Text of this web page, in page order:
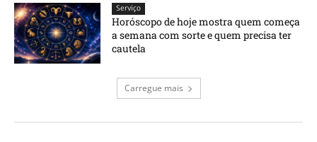
Serviço
Horóscopo de hoje mostra quem começa
a semana com sorte e quem precisa ter
cautela
Carregue mais